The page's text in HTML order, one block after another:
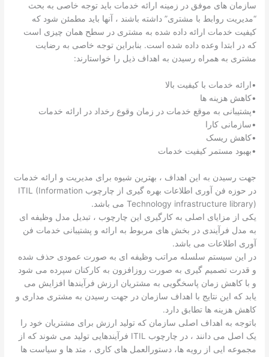
سازمان های موفق در زمینه ارائه خدمات باید توجه خاصی به بحث
“مدیریت روابط با مشتری” داشته باشند ، آنها باید مطمئن شود که
کیفیت خدمات ارائه داده شده به مشتری در سطح همان چیزی است
که در ابتدا وعده داده شده است. بنابراین توجه خاصی به رضایت
مشتری به همراه رسیدن به اهداف ذیل را خواستارند:
•ارائه خدمات با کیفیت بالا
•کاهش هزینه ها
•پشتیبانی به موقع خدمات در زمان وقوع رخداد در ارائه خدمات
•سازمانی کارا
•کاهش ریسک
•بهبود مستمر کیفیت خدمات
جهت رسیدن به این اهداف ، بهترین شیوه برای مدیریت و ارائه خدمات
در حوزه فن آوری اطلاعات بهره گیری از چارچوب ITIL (Information
Technology infrastructure library) می باشد.
یکی از مزایای اصلی به کارگیری این چارچوب ، تبدیل مدل وظیفه ای
به مدل فرآیندی در بخش های مربوط به ارائه و پشتیبانی خدمات فن
آوری اطلاعات می باشد.
در این سیستم سلسله مراتب وظیفه ای به صورت عمودی حذف شده
و قدرت تصمیم گیری به صورت روزافزون به کارکنان سپرده می شود
و با کاهش زمان پاسخگویی به مشتریان ارزش فرآیندها افزایش می
یابد که این نتایج با اهداف سازمان در جهت رسیدن به مشتری مداری و
کاهش هزینه ها تطابق دارد.
باتوجه به اهداف اصلی سازمان که تولید ارزش برای مشتریان خود را
یک اصل می دانند ، در چارچوب ITIL فرآیندهایی تولید می شوند که از
مجموعه ایی از رویه ها، دستورالعمل های کاری ، متد ها و سیاست ها